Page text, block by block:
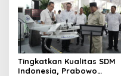
Tingkatkan Kualitas SDM
Indonesia, Prabowo